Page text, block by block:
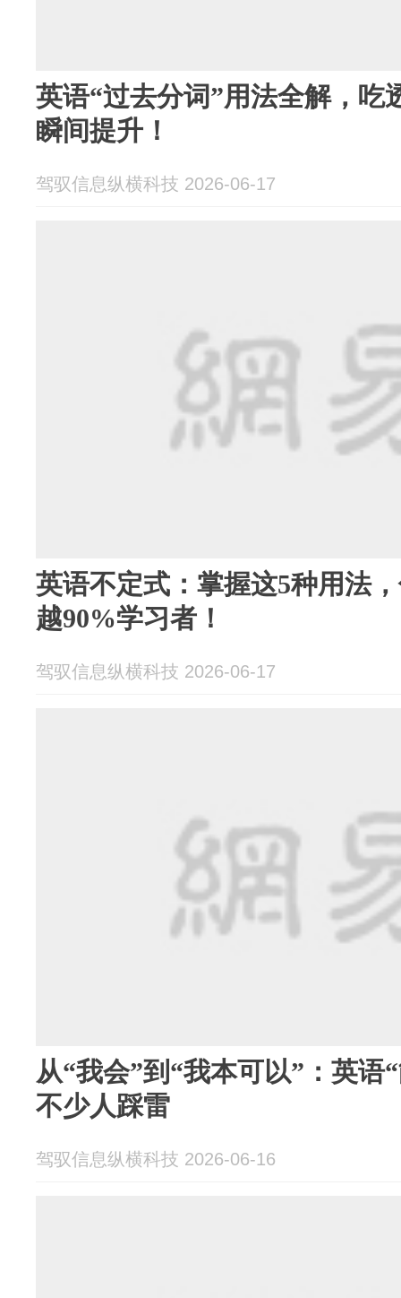
英语“过去分词”用法全解，吃
瞬间提升！
驾驭信息纵横科技 2026-06-17
英语不定式：掌握这5种用法
越90%学习者！
驾驭信息纵横科技 2026-06-17
从“我会”到“我本可以”：英语
不少人踩雷
驾驭信息纵横科技 2026-06-16